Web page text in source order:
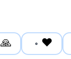
❤️
0
🙏